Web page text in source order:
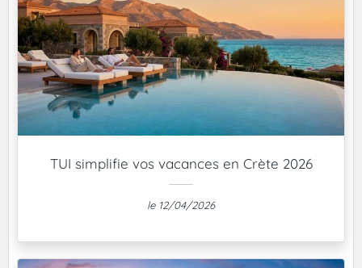
TUI simplifie vos vacances en Crète 2026
le 12/04/2026